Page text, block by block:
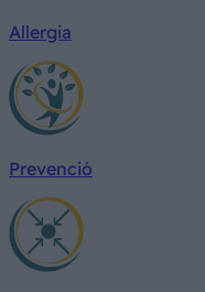
Allergia
Prevenció